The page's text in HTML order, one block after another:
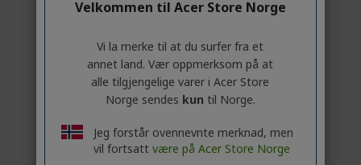
Velkommen til Acer Store Norge
Vi la merke til at du surfer fra et
annet land. Vær oppmerksom på at
alle tilgjengelige varer i Acer Store
Norge sendes kun til Norge.
Jeg forstår ovennevnte merknad, men
vil fortsatt være på Acer Store Norge